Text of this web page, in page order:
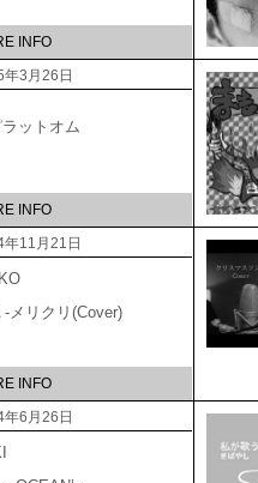
INFO
年3月26日
ットオム
INFO
年11月21日
-メリクリ(Cover)
INFO
年6月26日